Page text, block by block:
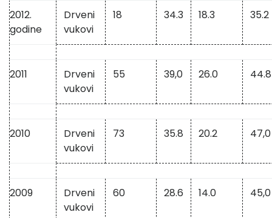
2012.
godine
Drveni
vukovi
18 34.3 18.3 35.2
2011
Drveni
vukovi
55 39,0 26.0 44.8
2010
Drveni
vukovi
73 35.8 20.2 47,0
2009
Drveni
vukovi
60 28.6 14.0 45,0